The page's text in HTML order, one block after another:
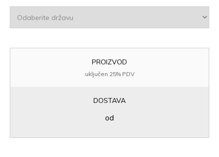
PROIZVOD
uključen 25% PDV
DOSTAVA
od